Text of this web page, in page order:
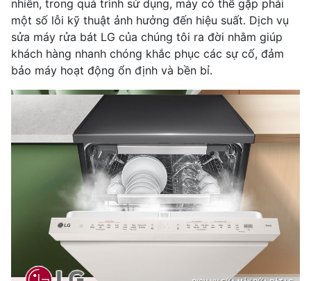
nhiên, trong quá trình sử dụng, máy có thể gặp phải
một số lỗi kỹ thuật ảnh hưởng đến hiệu suất. Dịch vụ
sửa máy rửa bát LG của chúng tôi ra đời nhằm giúp
khách hàng nhanh chóng khắc phục các sự cố, đảm
bảo máy hoạt động ổn định và bền bỉ.